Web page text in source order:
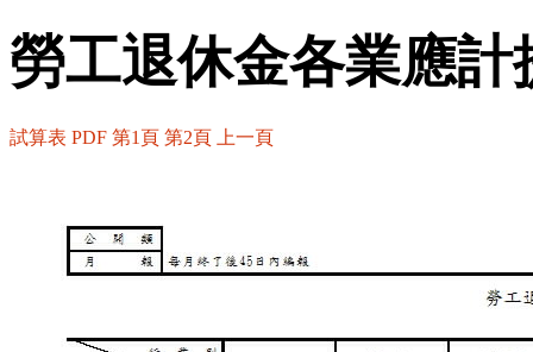
勞工退休金各業應
試算表 PDF 第1頁 第2頁 上一頁